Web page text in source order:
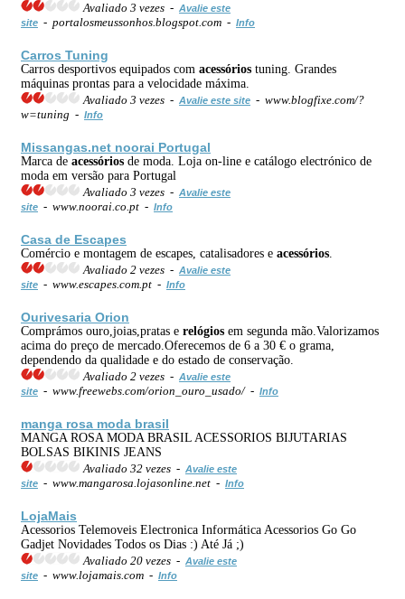
Avaliado 3 vezes - Avalie este
site - portalosmeussonhos.blogspot.com - Info
Carros Tuning
Carros desportivos equipados com acessórios tuning. Grandes
máquinas prontas para a velocidade máxima.
Avaliado 3 vezes - Avalie este site - www.blogfixe.com/?
w=tuning - Info
Missangas.net noorai Portugal
Marca de acessórios de moda. Loja on-line e catálogo electrónico de
moda em versão para Portugal
Avaliado 3 vezes - Avalie este
site - www.noorai.co.pt - Info
Casa de Escapes
Comércio e montagem de escapes, catalisadores e acessórios
Avaliado 2 vezes - Avalie este
site - www.escapes.com.pt - Info
Ourivesaria Orion
Comprámos ouro,joias,pratas e relógios em segunda mão.Valorizamos
acima do preço de mercado.Oferecemos de 6 a 30 € o grama,
dependendo da qualidade e do estado de conservação.
Avaliado 2 vezes - Avalie este
site - www.freewebs.com/orion_ouro_usado/ - Info
manga rosa moda brasil
MANGA ROSA MODA BRASIL ACESSORIOS BIJUTARIAS
BOLSAS BIKINIS JEANS
Avaliado 32 vezes - Avalie este
site - www.mangarosa.lojasonline.net - Info
LojaMais
Acessorios Telemoveis Electronica Informática Acessorios Go Go
Gadjet Novidades Todos os Dias :) Até Já ;)
Avaliado 20 vezes - Avalie este
site - www.lojamais.com - Info